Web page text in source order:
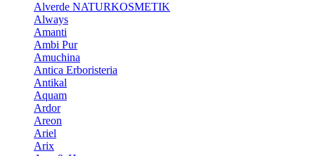
Alverde NATURKOSMETIK
Always
Amanti
Ambi Pur
Amuchina
Antica Erboristeria
Antikal
Aquam
Ardor
Areon
Ariel
Arix